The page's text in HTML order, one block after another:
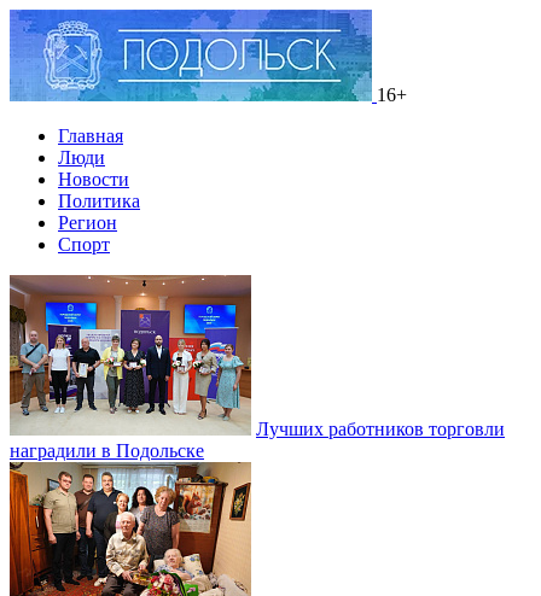
16+
Главная
Люди
Новости
Политика
Регион
Спорт
Лучших работников торговли
наградили в Подольске